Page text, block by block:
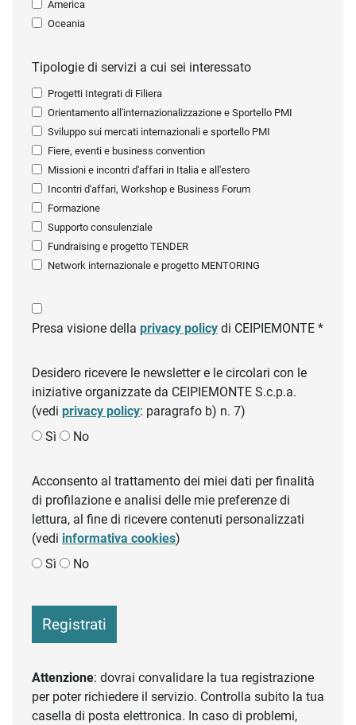
America
Oceania
Tipologie di servizi a cui sei interessato
Progetti Integrati di Filiera
Orientamento all'internazionalizzazione e Sportello PMI
Sviluppo sui mercati internazionali e sportello PMI
Fiere, eventi e business convention
Missioni e incontri d'affari in Italia e all'estero
Incontri d'affari, Workshop e Business Forum
Formazione
Supporto consulenziale
Fundraising e progetto TENDER
Network internazionale e progetto MENTORING
Presa visione della privacy policy di CEIPIEMONTE *
Desidero ricevere le newsletter e le circolari con le
iniziative organizzate da CEIPIEMONTE S.c.p.a.
(vedi privacy policy: paragrafo b) n. 7)
Sì
No
Acconsento al trattamento dei miei dati per finalità
di profilazione e analisi delle mie preferenze di
lettura, al fine di ricevere contenuti personalizzati
(vedi informativa cookies)
Sì
No
Registrati
Attenzione: dovrai convalidare la tua registrazione
per poter richiedere il servizio. Controlla subito la tua
casella di posta elettronica. In caso di problemi,